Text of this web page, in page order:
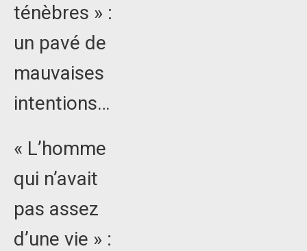
ténèbres » :
un pavé de
mauvaises
intentions…
« L’homme
qui n’avait
pas assez
d’une vie » :